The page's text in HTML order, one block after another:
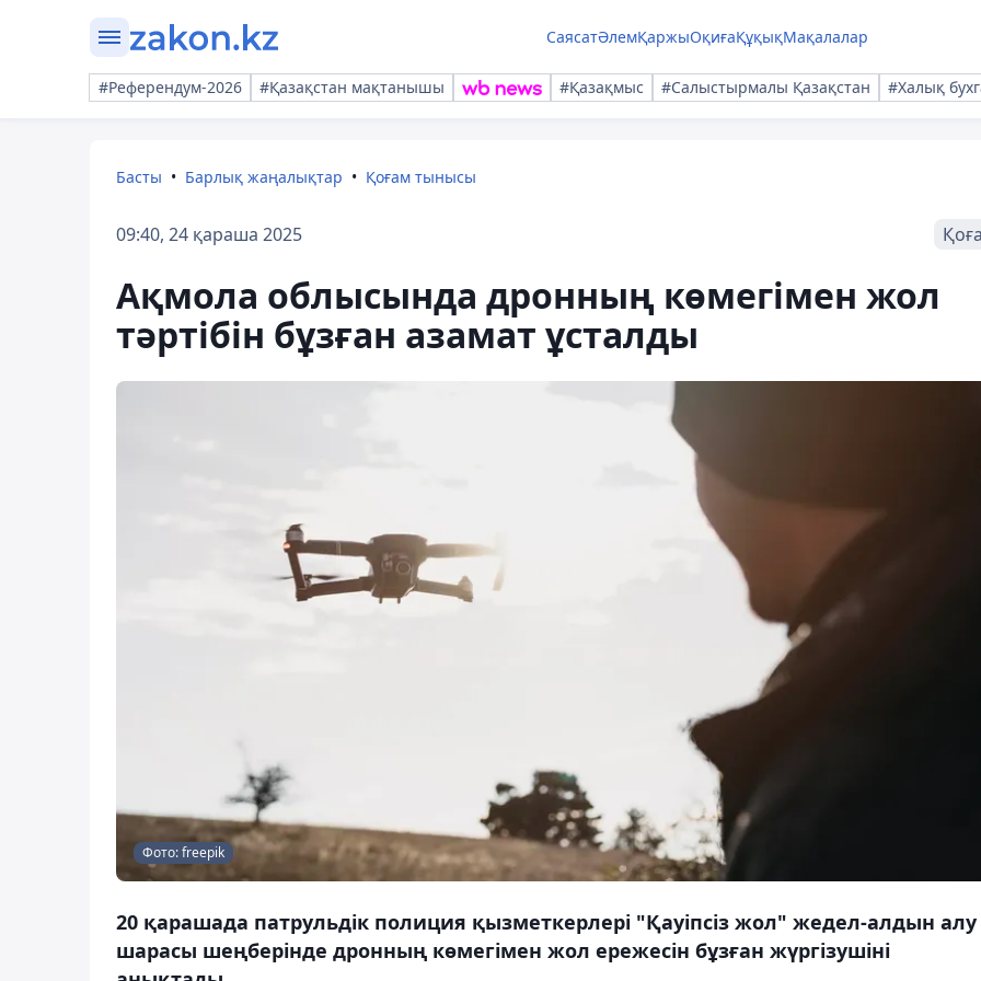
СаясатӘлемҚаржыОқиғаҚұқықМақалалар
#Референдум-2026 #Қазақстан мақтанышы #Қазақмыс #Салыстырмалы Қазақстан #Халық
Басты Барлық жаңалықтар Қоғам тынысы
09:40, 24 қараша 2025
Ақмола облысында дронның көмегімен жол
тәртібін бұзған азамат ұсталды
Фото: freepik
20 қарашада патрульдік полиция қызметкерлері "Қауіпсіз жол" жедел-алдын алу
шарасы шеңберінде дронның көмегімен жол ережесін бұзған жүргізушіні